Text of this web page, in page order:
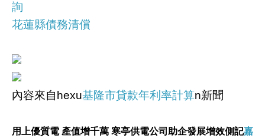
詢
花蓮縣債務清償
內容來自hexu基隆市貸款年利率計算n新聞
用上優質電 產值增千萬 寒亭供電公司助企發展增效側記嘉